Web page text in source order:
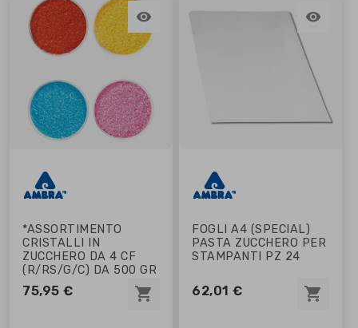

*ASSORTIMENTO
CRISTALLI IN
ZUCCHERO DA 4 CF
(R/RS/G/C) DA 500 GR
75,95 € shopping_cart

FOGLI A4 (SPECIAL)
PASTA ZUCCHERO PER
STAMPANTI PZ 24
62,01 € shopping_cart